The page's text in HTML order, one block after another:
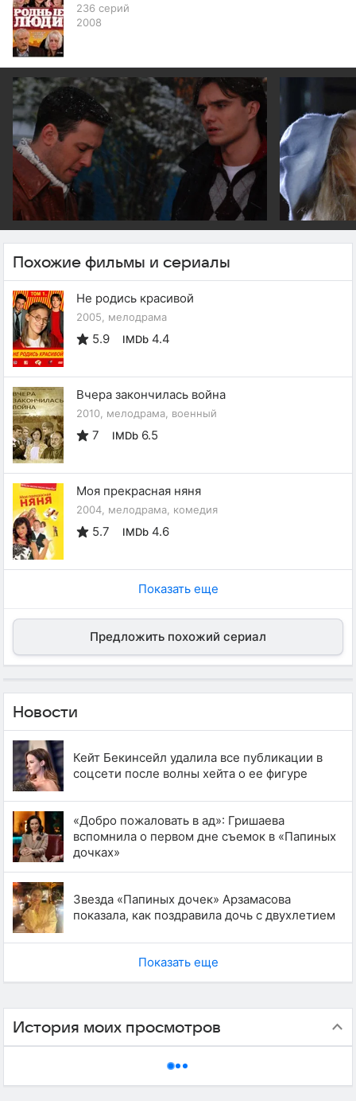
236 серий
2008
Похожие фильмы и сериалы
Не родись красивой
2005, мелодрама
5.9 IMDb 4.4
Вчера закончилась война
2010, мелодрама, военный
7 IMDb 6.5
Моя прекрасная няня
2004, мелодрама, комедия
5.7 IMDb 4.6
Показать еще
Предложить похожий сериал
Новости
Кейт Бекинсейл удалила все публикации в
соцсети после волны хейта о ее фигуре
«Добро пожаловать в ад»: Гришаева
вспомнила о первом дне съемок в «Папиных
дочках»
Звезда «Папиных дочек» Арзамасова
показала, как поздравила дочь с двухлетием
Показать еще
История моих просмотров